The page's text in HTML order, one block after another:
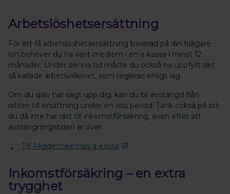
Arbetslöshetsersättning
För att få arbetslöshetsersättning baserad på din tidigare
lön behöver du ha varit medlem i en a-kassa i minst 12
månader. Under denna tid måste du också ha uppfyllt det
så kallade arbetsvillkoret, som regleras enligt lag.
Om du själv har sagt upp dig, kan du bli avstängd från
rätten till ersättning under en viss period. Tänk också på att
du då inte har rätt till inkomstförsäkring, även efter att
avstängningstiden är över.
Till Akademikernas a-kassa
Inkomstförsäkring – en extra
trygghet